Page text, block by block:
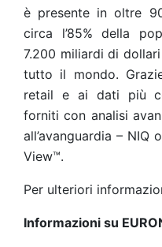
è presente in oltre
circa l’85% della
7.200 miliardi di
tutto il mondo.
retail e ai dati più
forniti con analisi
all’avanguardia – NIQ
View™.
Per ulteriori
Informazioni su